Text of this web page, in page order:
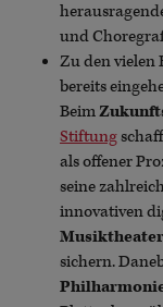
und
Zu den vielen
bereits
Beim
Stiftung
als offener
seine
innovativen
sichern.